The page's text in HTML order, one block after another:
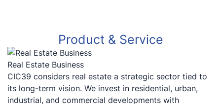
Product & Service
Real Estate Business
CIC39 considers real estate a strategic sector tied to
its long-term vision. We invest in residential, urban,
industrial, and commercial developments with